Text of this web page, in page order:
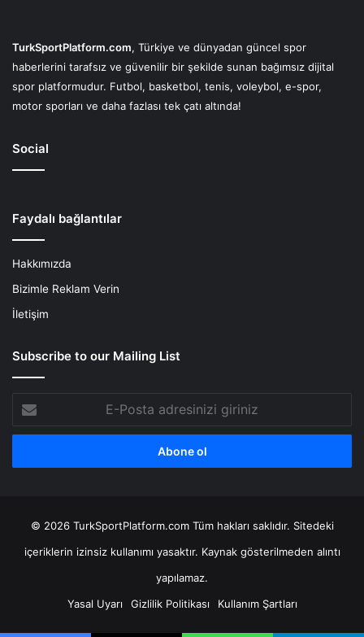
TurkSportPlatform.com, Türkiye ve dünyadan güncel spor
haberlerini tarafsız ve güvenilir bir şekilde sunan bağımsız dijital
spor platformudur. Futbol, basketbol, tenis, voleybol, e-spor,
motor sporları ve daha fazlası tek çatı altında!
Social
Faydalı bağlantılar
Hakkımızda
Bizimle Reklam Verin
İletişim
Subscribe to our Mailing List
Posta
adresinizi
© 2026 TurkSportPlatform.com Tüm hakları saklıdır. Sitedeki
içeriklerin izinsiz kullanımı yasaktır. Kaynak gösterilmeden alıntı
yapılamaz.
Yasal Uyarı
Gizlilik Politikası Kullanım Şartları